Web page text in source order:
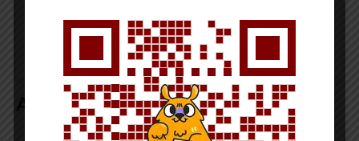
Akreditasi Administrasi
Perpajakan
Artikel terkait lain